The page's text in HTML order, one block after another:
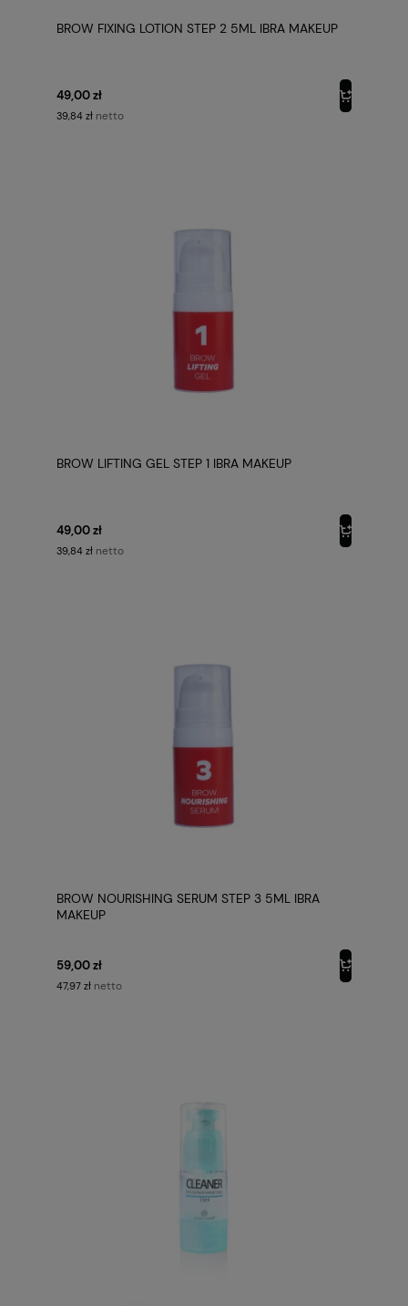
BROW FIXING LOTION STEP 2 5ML IBRA MAKEUP
49,00 zł
39,84 zł netto
BROW LIFTING GEL STEP 1 IBRA MAKEUP
49,00 zł
39,84 zł netto
BROW NOURISHING SERUM STEP 3 5ML IBRA
MAKEUP
59,00 zł
47,97 zł netto